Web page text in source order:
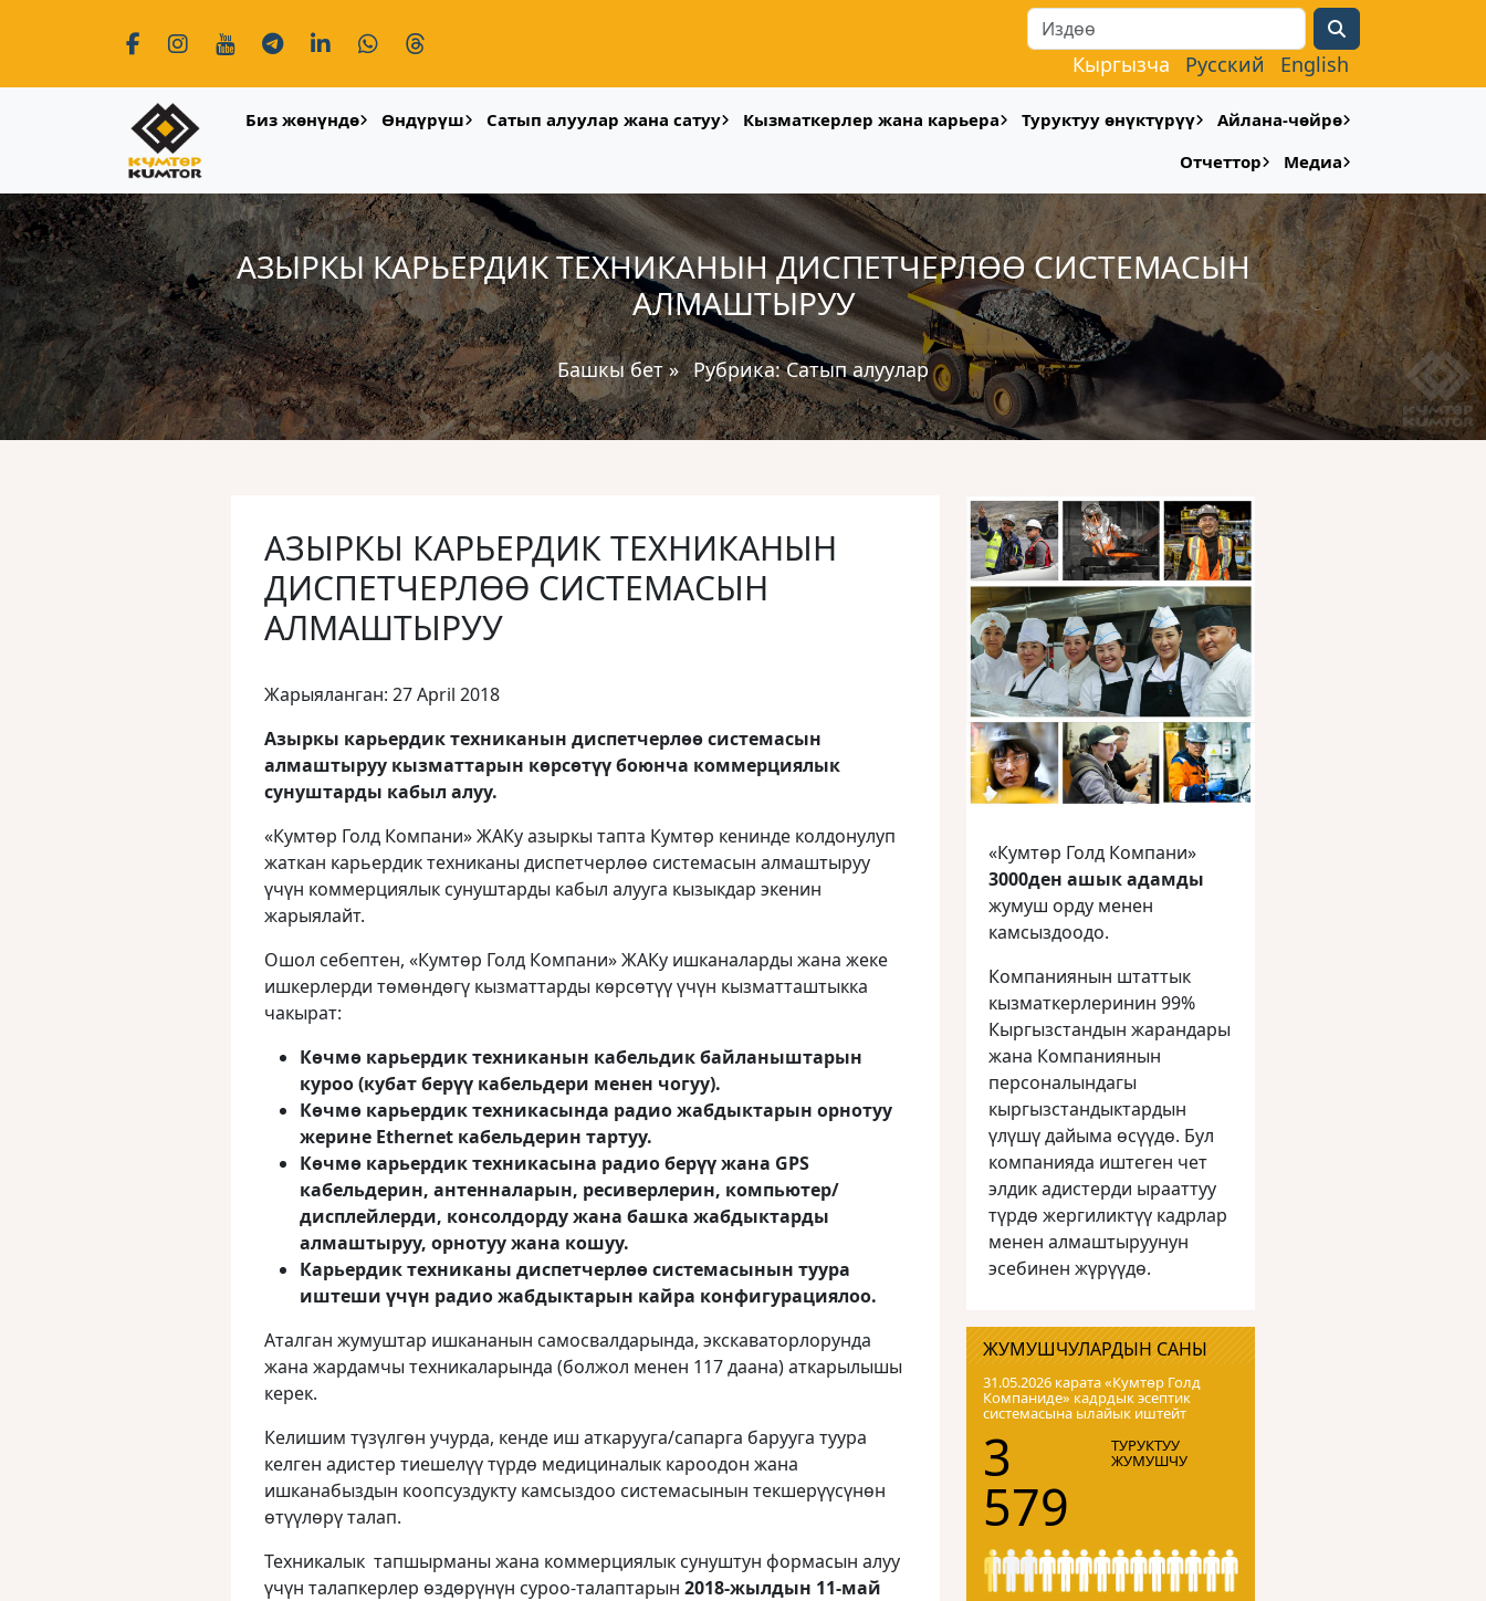
Search
Кыргызча Русский English
Биз жөнүндө Өндүрүш Сатып алуулар жана сатуу Кызматкерлер жана карьера Туруктуу өнүктүрүү
Айлана-чөйрө
Отчеттор
Медиа
АЗЫРКЫ КАРЬЕРДИК ТЕХНИКАНЫН ДИСПЕТЧЕРЛӨӨ СИСТЕМАСЫН
АЛМАШТЫРУУ
Башкы бет» Рубрика:Сатып алуулар
АЗЫРКЫ КАРЬЕРДИК ТЕХНИКАНЫН
ДИСПЕТЧЕРЛӨӨ СИСТЕМАСЫН
АЛМАШТЫРУУ
Жарыяланган: 27 April 2018
Азыркы карьердик техниканын диспетчерлөө системасын
алмаштыруу кызматтарын көрсөтүү боюнча коммерциялык
сунуштарды кабыл алуу.
«Кумтөр Голд Компани» ЖАКу азыркы тапта Кумтөр кенинде колдонулуп
жаткан карьердик техниканы диспетчерлөө системасын алмаштыруу
үчүн коммерциялык сунуштарды кабыл алууга кызыкдар экенин
жарыялайт.
Ошол себептен, «Кумтөр Голд Компани» ЖАКу ишканаларды жана жеке
ишкерлерди төмөндөгү кызматтарды көрсөтүү үчүн кызматташтыкка
чакырат:
Көчмө карьердик техниканын кабельдик байланыштарын
куроо (кубат берүү кабельдери менен чогуу).
Көчмө карьердик техникасында радио жабдыктарын орнотуу
жерине Ethernet кабельдерин тартуу.
Көчмө карьердик техникасына радио берүү жана GPS
кабельдерин, антенналарын, ресиверлерин, компьютер/
дисплейлерди, консолдорду жана башка жабдыктарды
алмаштыруу, орнотуу жана кошуу.
Карьердик техниканы диспетчерлөө системасынын туура
иштеши үчүн радио жабдыктарын кайра конфигурациялоо.
Аталган жумуштар ишкананын самосвалдарында, экскаваторлорунда
жана жардамчы техникаларында (болжол менен 117 даана) аткарылышы
керек.
Келишим түзүлгөн учурда, кенде иш аткарууга/сапарга барууга туура
келген адистер тиешелүү түрдө медициналык кароодон жана
ишканабыздын коопсуздукту камсыздоо системасынын текшерүүсүнөн
өтүүлөрү талап.
Техникалык тапшырманы жана коммерциялык сунуштун формасын алуу
үчүн талапкерлер өздөрүнүн суроо-талаптарын 2018-жылдын 11-май
«Кумтөр Голд Компани»
3000ден ашык адамды
жумуш орду менен
камсыздоодо.
Компаниянын штаттык
кызматкерлеринин 99%
Кыргызстандын жарандары
жана Компаниянын
персоналындагы
кыргызстандыктардын
үлүшү дайыма өсүүдө. Бул
компанияда иштеген чет
элдик адистерди ырааттуу
түрдө жергиликтүү кадрлар
менен алмаштыруунун
эсебинен жүрүүдө.
ЖУМУШЧУЛАРДЫН САНЫ
31.05.2026 карата «Кумтɵр Голд
Компаниде» кадрдык эсептик
системасына ылайык иштейт
3
579
ТУРУКТУУ
ЖУМУШЧУ